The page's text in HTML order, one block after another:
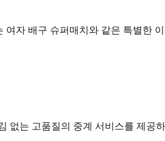
자 배구 슈퍼매치와 같은 특별한
없는 고품질의 중계 서비스를 제공